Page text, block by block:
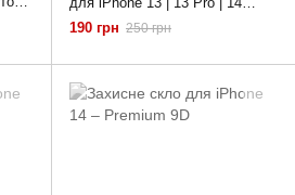
Ceramic 3D Film "Clear"
190 грн 250 грн